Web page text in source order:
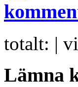
totalt: |
Lämna